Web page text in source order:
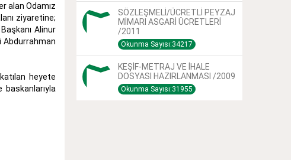
alan Odamız
ziyaretine;
Alinur
Abdurrahman
heyete
SÖZLEŞMELİ/ÜCRETLİ PEYZAJ
MİMARI ASGARİ ÜCRETLERİ
/2011
Okunma Sayısı:34217
KEŞİF-METRAJ VE İHALE
DOSYASI HAZIRLANMASI /2009
Okunma Sayısı:31955